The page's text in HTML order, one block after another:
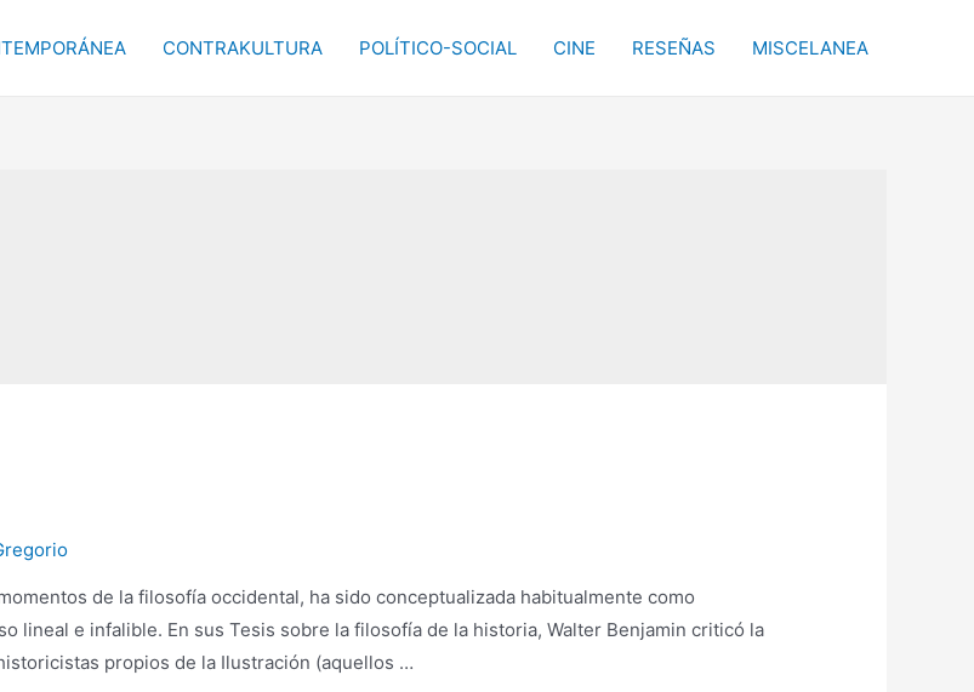
CONTRAKULTURA POLÍTICO-SOCIAL CINE RESEÑAS MISCELANEA
de la filosofía occidental, ha sido conceptualizada habitualmente como
lineal e infalible. En sus Tesis sobre la filosofía de la historia, Walter Benjamin criticó la
propios de la Ilustración (aquellos …